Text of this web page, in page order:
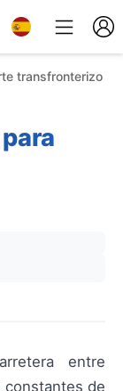
transfronterizo
entre
constantes de